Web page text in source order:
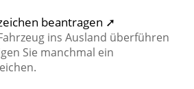
beantragen ➚
ins Ausland überführen
Sie manchmal ein